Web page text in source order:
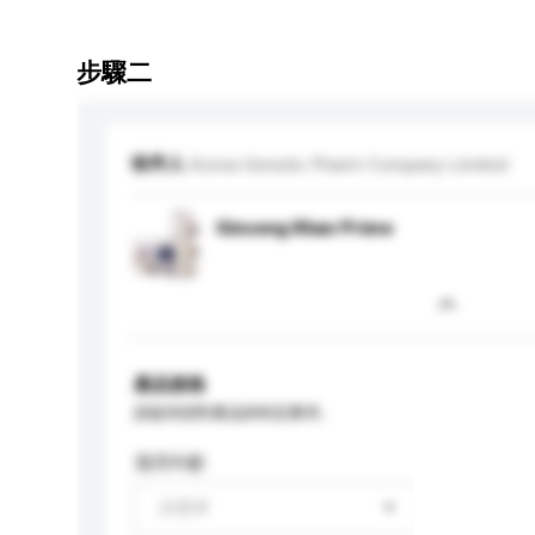
步驟二
收件人 Korea Genetic Pharm Company Limited
Ginseng Khan Prime
產品規格
適用年齡